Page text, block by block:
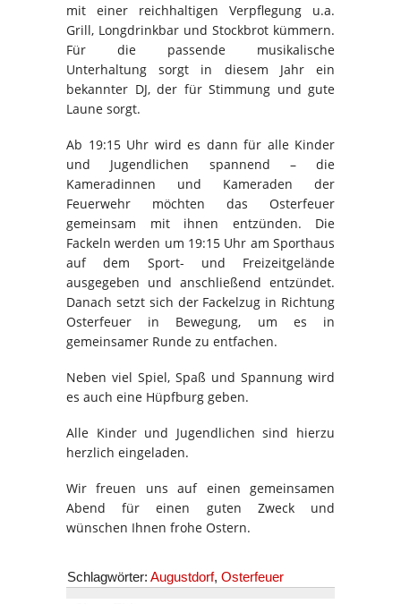
mit einer reichhaltigen Verpflegung u.a.
Grill, Longdrinkbar und Stockbrot kümmern.
Für die passende musikalische
Unterhaltung sorgt in diesem Jahr ein
bekannter DJ, der für Stimmung und gute
Laune sorgt.
Ab 19:15 Uhr wird es dann für alle Kin­der
und Ju­gend­li­chen span­nend – die
Kameradinnen und Kameraden der
Feuerwehr möchten das Osterfeuer
gemeinsam mit ihnen entzünden. Die
Fackeln werden um 19:15 Uhr am Sporthaus
auf dem Sport- und Freizeitgelände
ausgegeben und anschließend entzündet.
Danach setzt sich der Fackelzug in Richtung
Osterfeuer in Bewegung, um es in
gemeinsamer Runde zu entfachen.
Neben viel Spiel, Spaß und Spannung wird
es auch eine Hüpfburg geben.
Alle Kinder und Jugendlichen sind hierzu
herzlich eingeladen.
Wir freuen uns auf einen gemeinsamen
Abend für einen guten Zweck und
wünschen Ihnen frohe Ostern.
Schlagwörter: Augustdorf, Osterfeuer